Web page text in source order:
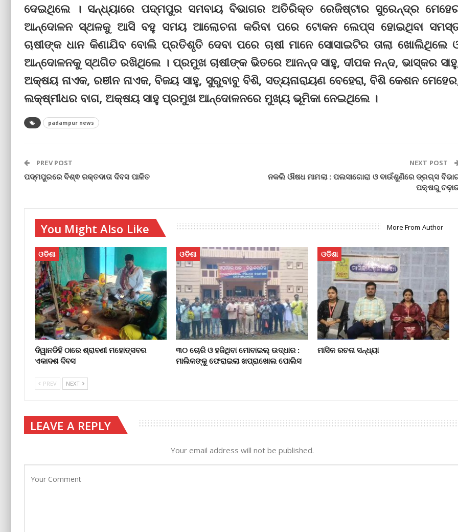
ଦେଇଥିଲେ । ସନ୍ଧ୍ୟାରେ ପଦ୍ମପୁର ସମବାୟ ବିଭାଗର ଅତିରିକ୍ତ ରେଜିଷ୍ଟାର ସୁରେନ୍ଦ୍ର
ଆନ୍ଦୋଳନ ସ୍ଥଳକୁ ଆସି ବହୁ ସମୟ ଆଲୋଚନା କରିବା ପରେ ଟୋକନ ଲେପ୍ସ ହୋଇଥିବା
ଚାଷୀଙ୍କ ଧାନ କିଣାଯିବ ବୋଲି ପ୍ରତିଶୃତି ଦେବା ପରେ ଚାଷୀ ମାନେ ସୋସାଇଟିର ତାଲା ଖୋଲିଥିଲେ
ଆନ୍ଦୋଳନକୁ ସ୍ଥଗିତ ରଖିଥିଲେ । ପ୍ରମୁଖ ଚାଷୀଙ୍କ ଭିତରେ ଆନନ୍ଦ ସାହୁ, ଦୀପକ ନନ୍ଦ, ଭାସ୍କର
ଅକ୍ଷୟ ନାଏକ, ରଞୀନ ନାଏକ, ବିଜୟ ସାହୁ, ସୁରୁବାବୁ ବିଶି, ସତ୍ୟନାରାୟଣ ବେହେରା, ବିଶି କେଶନ
ଲକ୍ଷ୍ମୀଧର ବାଗ, ଅକ୍ଷୟ ସାହୁ ପ୍ରମୁଖ ଆନ୍ଦୋଳନରେ ମୁଖ୍ୟ ଭୂମିକା ନେଇଥିଲେ ।
padampur news
PREV POST
ପଦ୍ମପୁରରେ ବିଶ୍ଵ ରକ୍ତଦାତା ଦିବସ ପାଳିତ
NEXT POST
ନକଲି ଔଷଧ ମାମଲା : ପଲସାଗୋରା ଓ ବାଉଁଶୁଣିରେ ଡ୍ରଗ୍ସ
ପକ୍ଷରୁ
You Might Also Like More From Author
ଓଡିଶା
ଦିୱାନଡିହି ଠାରେ ଶ୍ରାବଣୀ ମହୋତ୍ସବର
ଏକାଦଶ ଦିବସ
ଓଡିଶା
୩୦ ଚୋରି ଓ ହଜିଥିବା ମୋବାଇଲ୍‌ ଉଦ୍ଧାର :
ମାଲିକଙ୍କୁ ଫେରାଇଲା ଖପ୍ରାଖୋଲ ପୋଲିସ
ଓଡିଶା
ମାସିକ ରଚନା ସନ୍ଧ୍ୟା
PREV NEXT
LEAVE A REPLY
Your email address will not be published.